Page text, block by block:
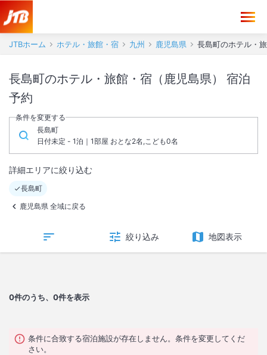
JTBホーム ホテル・旅館・宿 九州 鹿児島県 長島町のホテル・
長島町のホテル・旅館・宿（鹿児島県） 宿泊
予約
条件を変更する
長島町
日付未定 - 1泊｜1部屋 おとな2名,こども0名
詳細エリアに絞り込む
長島町
鹿児島県 全域に戻る
絞り込み 地図表示
0件のうち、0件を表示
条件に合致する宿泊施設が存在しません。条件を変更してくだ
さい。